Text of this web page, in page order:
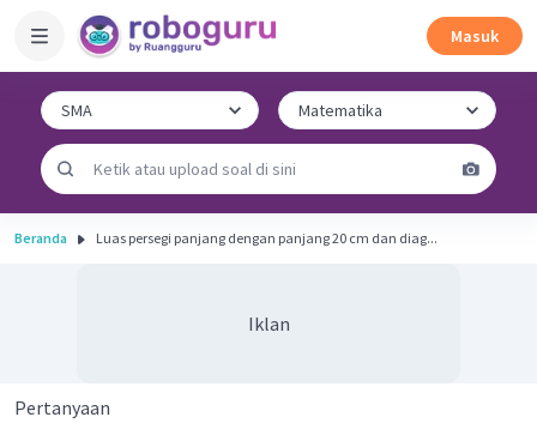
Masuk
Beranda Luas persegi panjang dengan panjang 20 cm dan diag...
Iklan
Pertanyaan